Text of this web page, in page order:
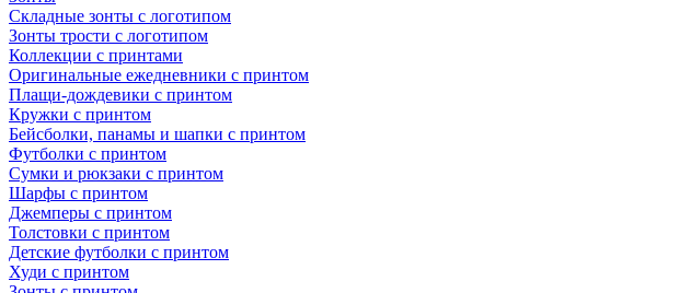
Складные зонты с логотипом
Зонты трости с логотипом
Коллекции с принтами
Оригинальные ежедневники с принтом
Плащи-дождевики с принтом
Кружки с принтом
Бейсболки, панамы и шапки с принтом
Футболки с принтом
Сумки и рюкзаки с принтом
Шарфы с принтом
Джемперы с принтом
Толстовки с принтом
Детские футболки с принтом
Худи с принтом